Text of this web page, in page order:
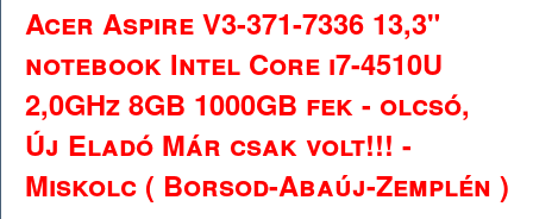
Acer Aspire V3-371-7336 13,3"
notebook Intel Core i7-4510U
2,0GHz 8GB 1000GB fek - olcsó,
Új Eladó Már csak volt!!! -
Miskolc ( Borsod-Abaúj-Zemplén )